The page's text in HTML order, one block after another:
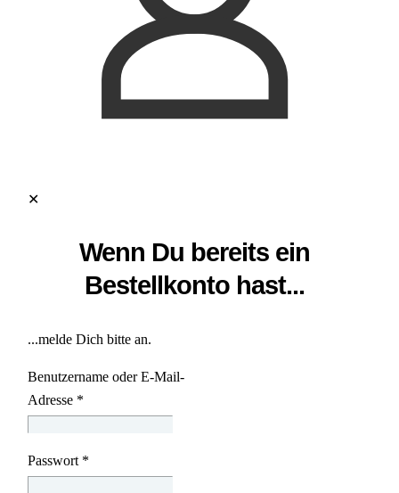
✕
Wenn Du bereits ein
Bestellkonto hast...
...melde Dich bitte an.
Benutzername oder E-Mail-
Adresse *
Passwort *